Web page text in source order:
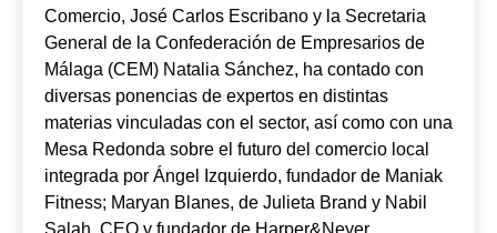
Comercio, José Carlos Escribano y la Secretaria
General de la Confederación de Empresarios de
Málaga (CEM) Natalia Sánchez, ha contado con
diversas ponencias de expertos en distintas
materias vinculadas con el sector, así como con una
Mesa Redonda sobre el futuro del comercio local
integrada por Ángel Izquierdo, fundador de Maniak
Fitness; Maryan Blanes, de Julieta Brand y Nabil
Salah, CEO y fundador de Harper&Neyer.